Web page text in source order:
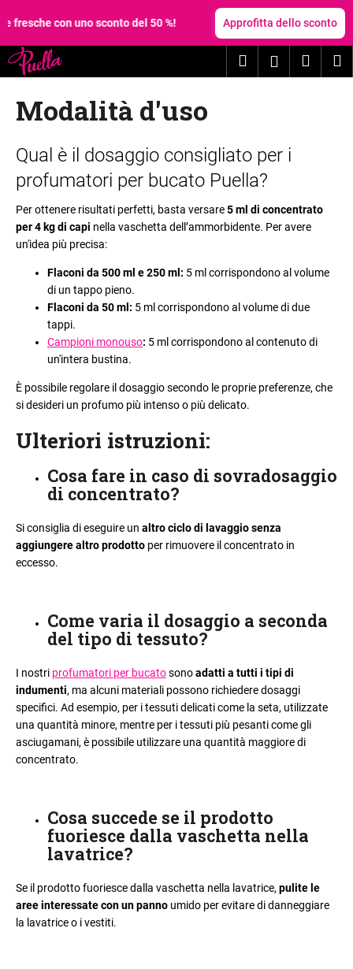
sconto del 50 %! Approfitta dello sconto
RicercaAccesso
Modalità d'uso
E
l
e
n
c
o
a
r
i
i
Qual è il dosaggio consigliato per i
profumatori per bucato Puella?
Per ottenere risultati perfetti, basta versare5 ml di concentrato
per 4 kg di capi nella vaschetta dell’ammorbidente. Per avere
un'idea più precisa:
Flaconi da 500 ml e 250 ml: 5 ml corrispondono al volume
di un tappo pieno.
Flaconi da 50 ml: 5 ml corrispondono al volume di due
tappi.
Campioni monouso: 5 ml corrispondono al contenuto di
un'intera bustina.
È possibile regolare il dosaggio secondo le proprie preferenze, che
si desideri un profumo più intenso o più delicato.
Ulteriori istruzioni:
Cosa fare in caso di sovradosaggio
di concentrato?
Si consiglia di eseguire un altro ciclo di lavaggio senza
aggiungere altro prodotto per rimuovere il concentrato in
eccesso.
Come varia il dosaggio a seconda
del tipo di tessuto?
I nostri profumatori per bucatosonoadatti a tutti i tipi di
indumenti, ma alcuni materiali possono richiedere dosaggi
specifici. Ad esempio, per i tessuti delicati come la seta, utilizzate
una quantità minore, mentre per i tessuti più pesanti come gli
asciugamani, è possibile utilizzare una quantità maggiore di
concentrato.
Cosa succede se il prodotto
fuoriesce dalla vaschetta nella
lavatrice?
Se il prodotto fuoriesce dalla vaschetta nella lavatrice,pulite le
aree interessate con un panno umido per evitare di danneggiare
la lavatrice o i vestiti.
a
r
r
al negozio
al negozio
C
o
s
a
s
t
a
t
e
d
o
?
s
i
g
l
i
a